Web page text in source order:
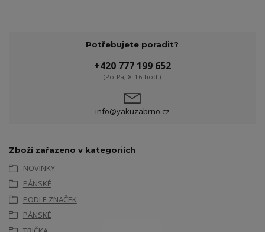
Potřebujete poradit?
+420 777 199 652
(Po-Pá, 8-16 hod.)
info@yakuzabrno.cz
Zboží zařazeno v kategoriích
NOVINKY
PÁNSKÉ
PODLE ZNAČEK
PÁNSKÉ